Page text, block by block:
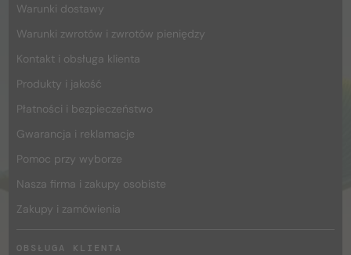
Warunki dostawy
Warunki zwrotów i zwrotów pieniędzy
Kontakt i obsługa klienta
Produkty i jakość
Płatności i bezpieczeństwo
Gwarancja i reklamacje
Pomoc przy wyborze
Nasza firma i zakupy osobiste
Zakupy i zamówienia
OBSŁUGA KLIENTA